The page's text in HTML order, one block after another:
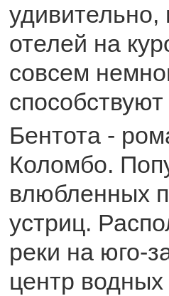
отелей на
совсем
Бентота -
Коломбо.
влюбленных
устриц.
реки на юго-
центр